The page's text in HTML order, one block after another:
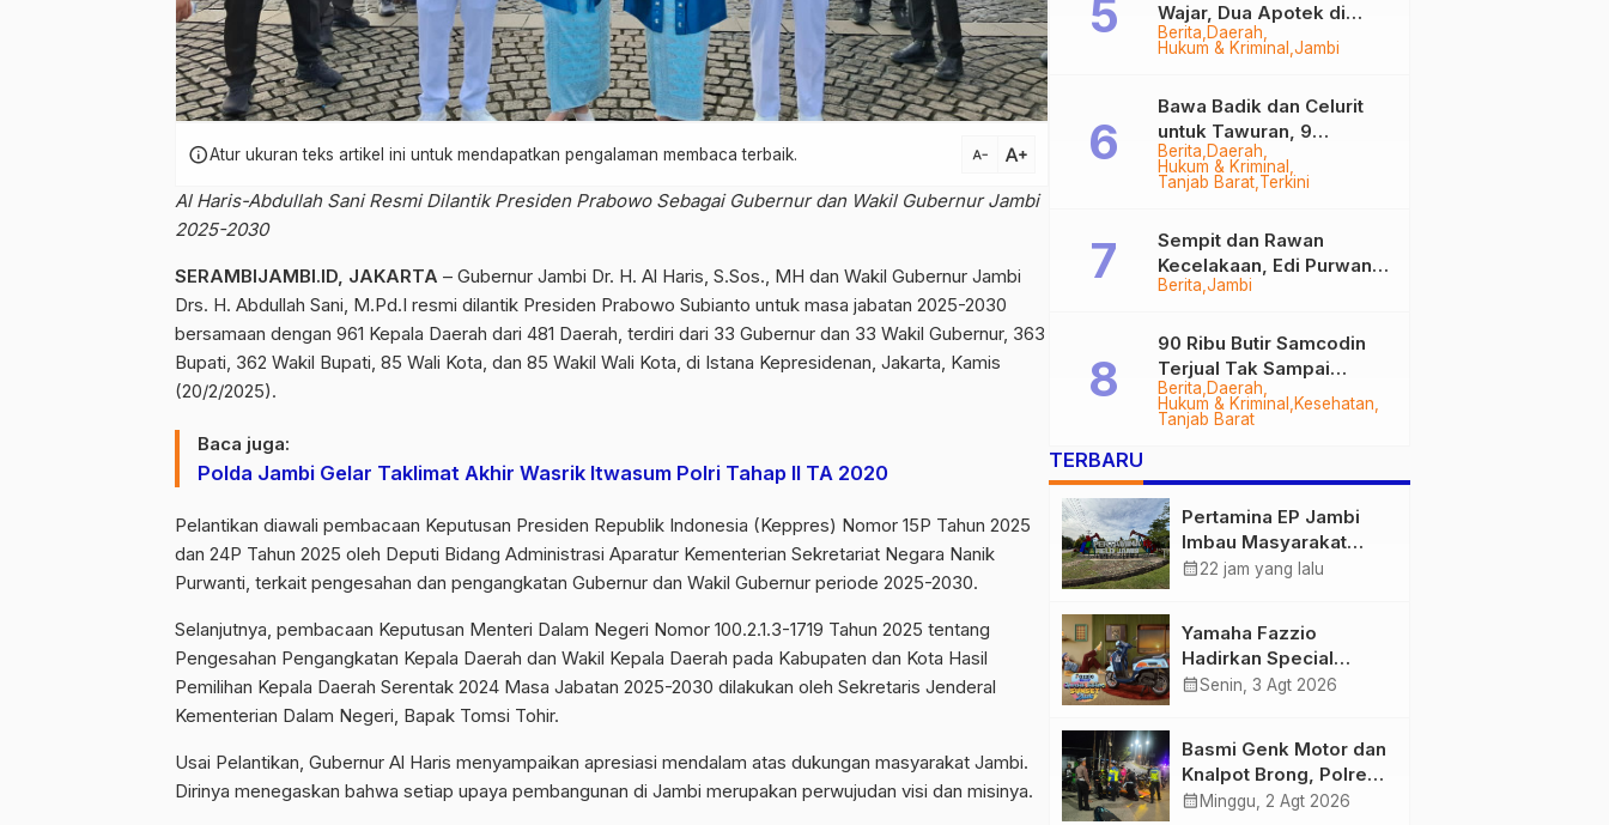
infoAtur ukuran teks artikel ini untuk mendapatkan pengalaman membaca terbaik. text_decrease text_increase
Al Haris-Abdullah Sani Resmi Dilantik Presiden Prabowo Sebagai Gubernur dan Wakil Gubernur Jambi
2025-2030
SERAMBIJAMBI.ID, JAKARTA – Gubernur Jambi Dr. H. Al Haris, S.Sos., MH dan Wakil Gubernur Jambi
Drs. H. Abdullah Sani, M.Pd.I resmi dilantik Presiden Prabowo Subianto untuk masa jabatan 2025-2030
bersamaan dengan 961 Kepala Daerah dari 481 Daerah, terdiri dari 33 Gubernur dan 33 Wakil Gubernur, 363
Bupati, 362 Wakil Bupati, 85 Wali Kota, dan 85 Wakil Wali Kota, di Istana Kepresidenan, Jakarta, Kamis
(20/2/2025).
Baca juga:
Polda Jambi Gelar Taklimat Akhir Wasrik Itwasum Polri Tahap II TA 2020
Pelantikan diawali pembacaan Keputusan Presiden Republik Indonesia (Keppres) Nomor 15P Tahun 2025
dan 24P Tahun 2025 oleh Deputi Bidang Administrasi Aparatur Kementerian Sekretariat Negara Nanik
Purwanti, terkait pengesahan dan pengangkatan Gubernur dan Wakil Gubernur periode 2025-2030.
Selanjutnya, pembacaan Keputusan Menteri Dalam Negeri Nomor 100.2.1.3-1719 Tahun 2025 tentang
Pengesahan Pengangkatan Kepala Daerah dan Wakil Kepala Daerah pada Kabupaten dan Kota Hasil
Pemilihan Kepala Daerah Serentak 2024 Masa Jabatan 2025-2030 dilakukan oleh Sekretaris Jenderal
Kementerian Dalam Negeri, Bapak Tomsi Tohir.
Usai Pelantikan, Gubernur Al Haris menyampaikan apresiasi mendalam atas dukungan masyarakat Jambi.
Dirinya menegaskan bahwa setiap upaya pembangunan di Jambi merupakan perwujudan visi dan misinya.
Berita Daerah
Hukum & Kriminal Jambi
Wajar, Dua Apotek di
Tanjab Barat Disegel
Berita Daerah
Hukum & Kriminal
Tanjab Barat Terkini
Bawa Badik dan Celurit
untuk Tawuran, 9
Anggota Geng Motor di
Tanjab Barat Diringkus
Berita Jambi
Sempit dan Rawan
Kecelakaan, Edi Purwanto
Targetkan Jalan Lintas
2028
Berita Daerah
Hukum & Kriminal
Kesehatan
Tanjab Barat
90 Ribu Butir Samcodin
Terjual Tak Sampai
Setahun, Indra Safari
Desak Audit Menyeluruh
TERBARU
Pertamina EP Jambi
Imbau Masyarakat
Tidak Beraktivitas di
Bersama
calendar_month22 jam yang lalu
Yamaha Fazzio
Hadirkan Special
Edition Sunset Blue,
Semakin Skena
calendar_monthSenin, 3 Agt 2026
Basmi Genk Motor dan
Knalpot Brong, Polres
Tanjab Barat Amankan
calendar_month Minggu, 2 Agt 2026